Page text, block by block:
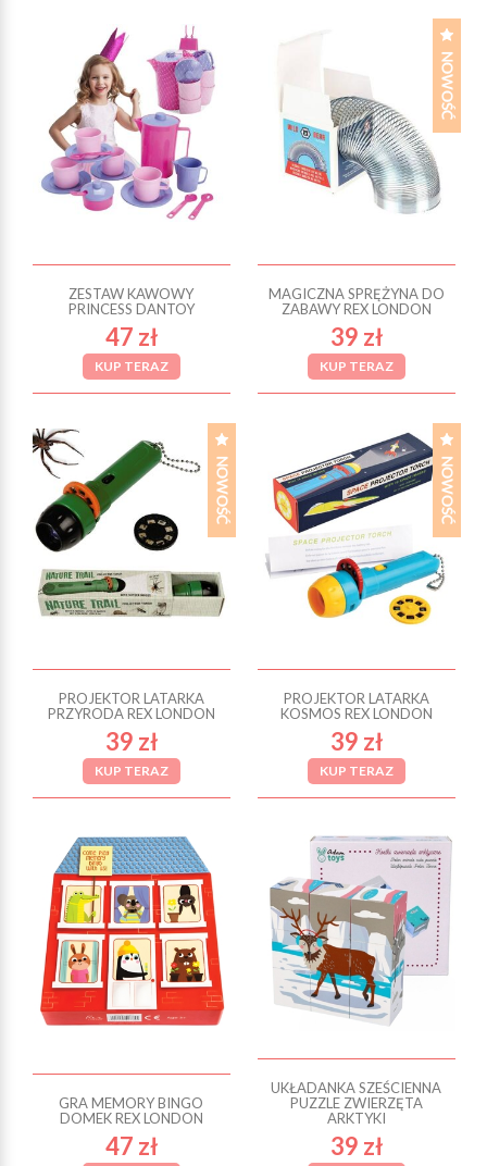
ZESTAW KAWOWY
PRINCESS DANTOY
47 zł
KUP TERAZ
MAGICZNA SPRĘŻYNA DO
ZABAWY REX LONDON
39 zł
KUP TERAZ
PROJEKTOR LATARKA
PRZYRODA REX LONDON
39 zł
KUP TERAZ
PROJEKTOR LATARKA
KOSMOS REX LONDON
39 zł
KUP TERAZ
GRA MEMORY BINGO
DOMEK REX LONDON
47 zł
UKŁADANKA SZEŚCIENNA
PUZZLE ZWIERZĘTA
ARKTYKI
39 zł